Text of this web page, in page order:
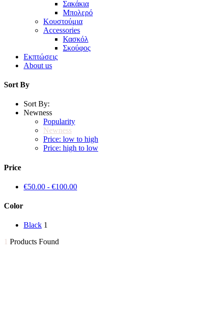
Σακάκια
Μπολερό
Κουστούμια
Accessories
Κασκόλ
Σκούφος
Εκπτώσεις
About us
Sort By
Sort By:
Newness
Popularity
Newness
Price: low to high
Price: high to low
Price
€50.00 - €100.00
Color
Black 1
1 Products Found